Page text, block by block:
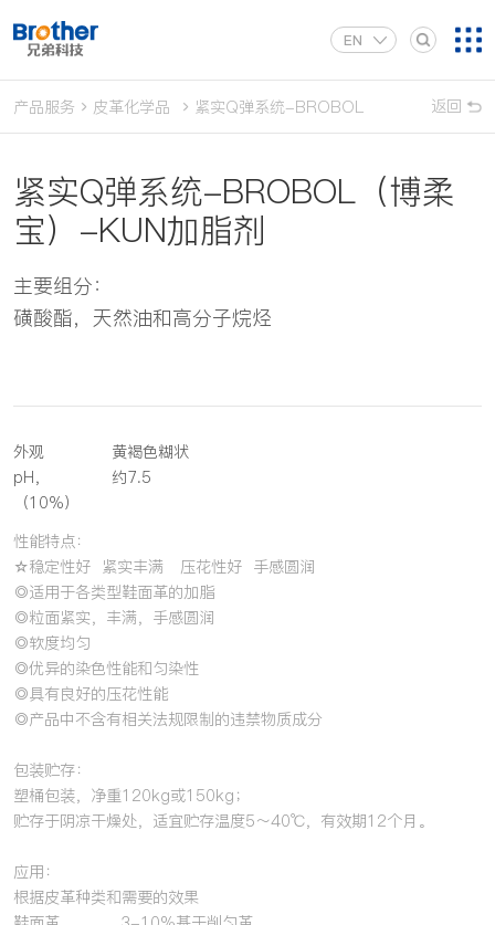
EN
产品服务 皮革化学品 紧实Q弹系统-BROBOL（博柔宝）-KUN
返回
紧实Q弹系统-BROBOL（博柔
宝）-KUN加脂剂
主要组分：
磺酸酯，天然油和高分子烷烃
外观
黄褐色糊状
pH，
（10%）
约7.5
性能特点：
☆稳定性好 紧实丰满 压花性好 手感圆润
◎适用于各类型鞋面革的加脂
◎粒面紧实，丰满，手感圆润
◎软度均匀
◎优异的染色性能和匀染性
◎具有良好的压花性能
◎产品中不含有相关法规限制的违禁物质成分
包装贮存：
塑桶包装，净重120kg或150kg；
贮存于阴凉干燥处，适宜贮存温度5～40℃，有效期12个月。
应用：
根据皮革种类和需要的效果